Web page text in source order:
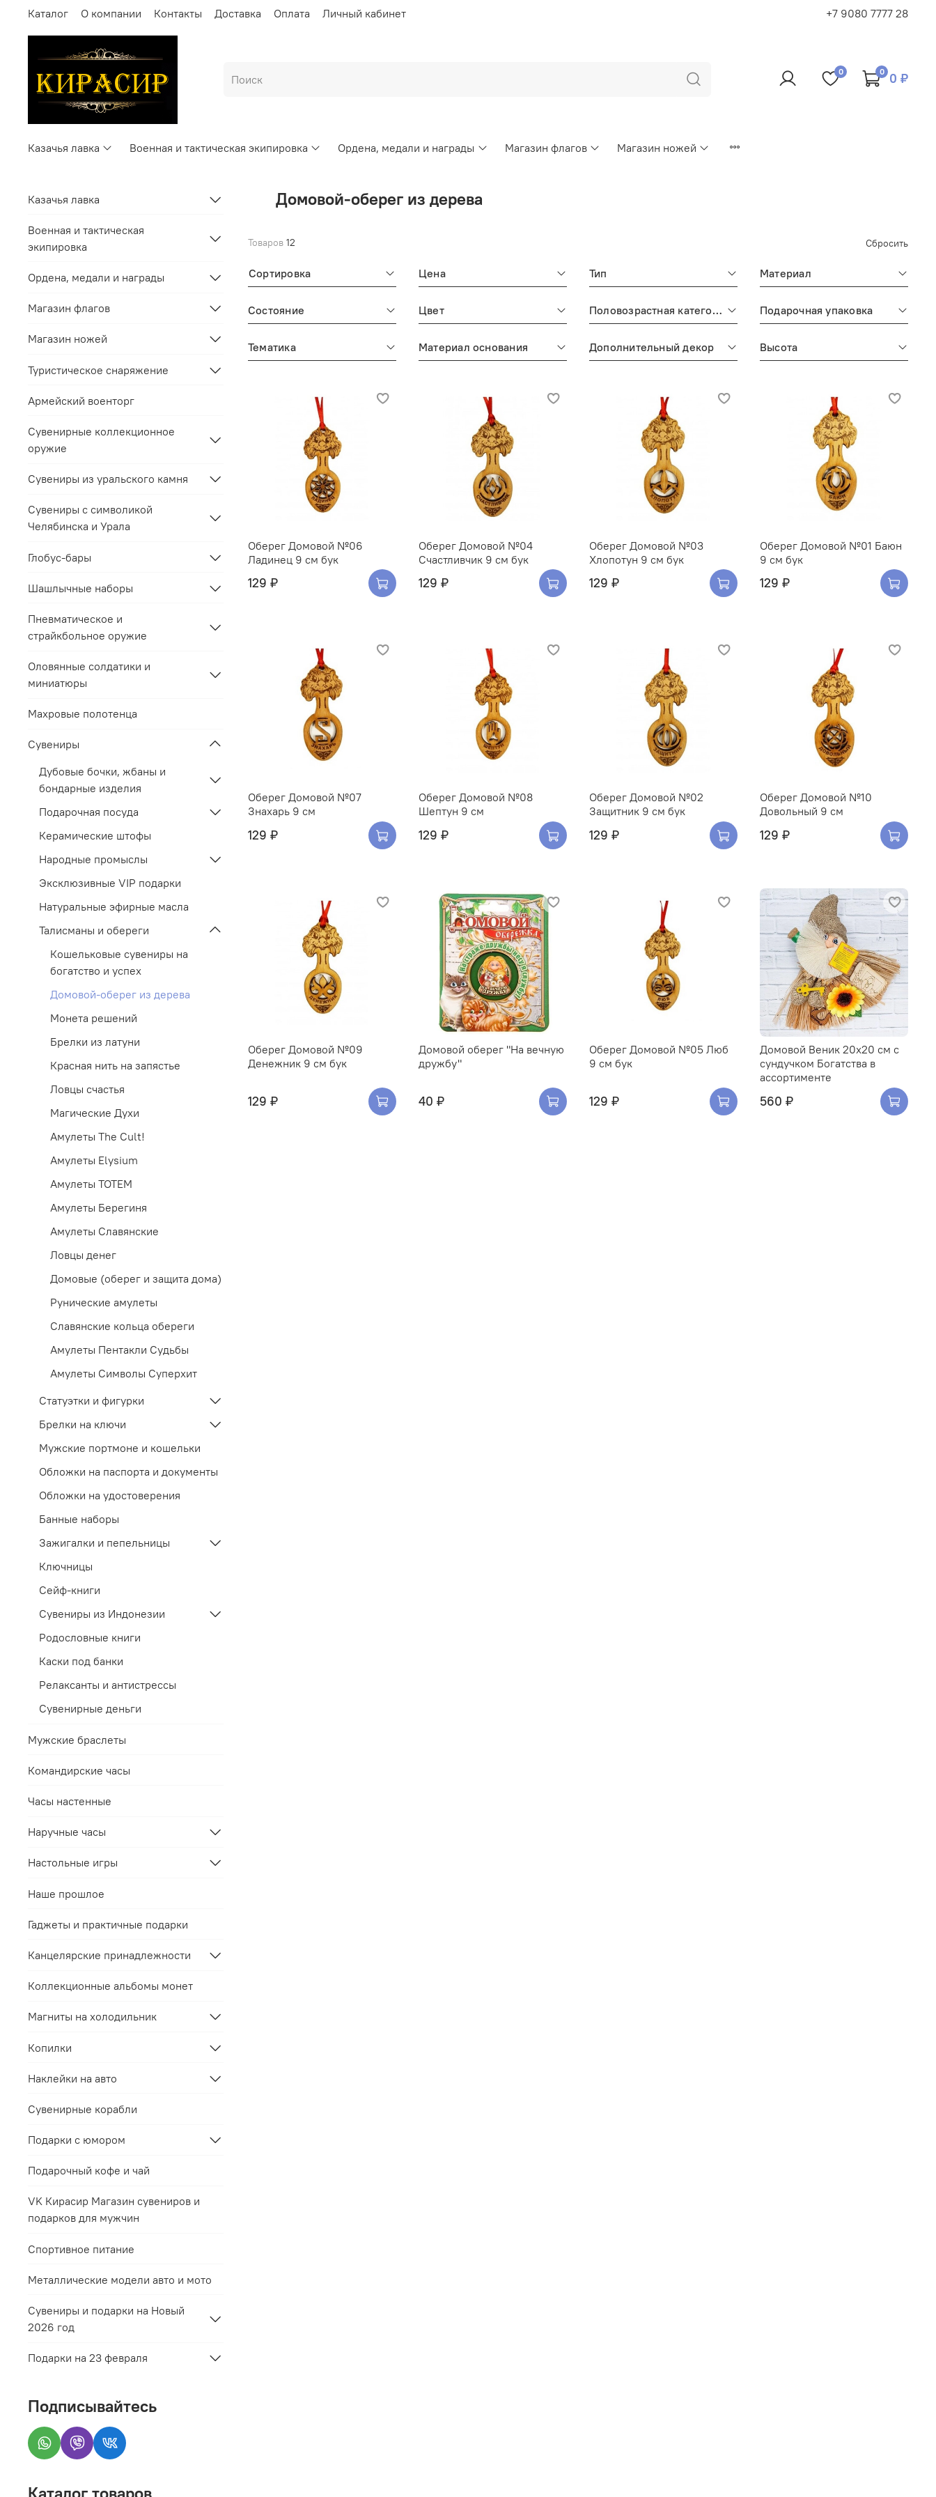
Каталог О компании Контакты Доставка Оплата Личный кабинет +7 9080 7777 28
0 0 0 ₽
Казачья лавка Военная и тактическая экипировка Ордена, медали и награды Магазин флагов Магазин ножей
Домовой-оберег из дерева
Товаров 12 Сбросить
Сортировка Цена Тип Материал
Состояние Цвет Половозрастная категория Подарочная упаковка
Тематика Материал основания Дополнительный декор Высота
Оберег Домовой №06
Ладинец 9 см бук
129 ₽
Оберег Домовой №04
Счастливчик 9 см бук
129 ₽
Оберег Домовой №03
Хлопотун 9 см бук
129 ₽
Оберег Домовой №01 Баюн
9 см бук
129 ₽
Оберег Домовой №07
Знахарь 9 см
129 ₽
Оберег Домовой №08
Шептун 9 см
129 ₽
Оберег Домовой №02
Защитник 9 см бук
129 ₽
Оберег Домовой №10
Довольный 9 см
129 ₽
Оберег Домовой №09
Денежник 9 см бук
129 ₽
Домовой оберег "На вечную
дружбу"
40 ₽
Оберег Домовой №05 Люб
9 см бук
129 ₽
Домовой Веник 20х20 см с
сундучком Богатства в
ассортименте
560 ₽
Казачья лавка
Военная и тактическая
экипировка
Ордена, медали и награды
Магазин флагов
Магазин ножей
Туристическое снаряжение
Армейский военторг
Сувенирные коллекционное
оружие
Сувениры из уральского камня
Сувениры с символикой
Челябинска и Урала
Глобус-бары
Шашлычные наборы
Пневматическое и
страйкбольное оружие
Оловянные солдатики и
миниатюры
Махровые полотенца
Сувениры
Дубовые бочки, жбаны и
бондарные изделия
Подарочная посуда
Керамические штофы
Народные промыслы
Эксклюзивные VIP подарки
Натуральные эфирные масла
Талисманы и обереги
Кошельковые сувениры на
богатство и успех
Домовой-оберег из дерева
Монета решений
Брелки из латуни
Красная нить на запястье
Ловцы счастья
Магические Духи
Амулеты The Cult!
Амулеты Elysium
Амулеты TOTEM
Амулеты Берегиня
Амулеты Славянские
Ловцы денег
Домовые (оберег и защита дома)
Рунические амулеты
Славянские кольца обереги
Амулеты Пентакли Судьбы
Амулеты Символы Суперхит
Статуэтки и фигурки
Брелки на ключи
Мужские портмоне и кошельки
Обложки на паспорта и документы
Обложки на удостоверения
Банные наборы
Зажигалки и пепельницы
Ключницы
Сейф-книги
Сувениры из Индонезии
Родословные книги
Каски под банки
Релаксанты и антистрессы
Сувенирные деньги
Мужские браслеты
Командирские часы
Часы настенные
Наручные часы
Настольные игры
Наше прошлое
Гаджеты и практичные подарки
Канцелярские принадлежности
Коллекционные альбомы монет
Магниты на холодильник
Копилки
Наклейки на авто
Сувенирные корабли
Подарки с юмором
Подарочный кофе и чай
VK Кирасир Магазин сувениров и
подарков для мужчин
Спортивное питание
Металлические модели авто и мото
Сувениры и подарки на Новый
2026 год
Подарки на 23 февраля
Подписывайтесь
Каталог товаров